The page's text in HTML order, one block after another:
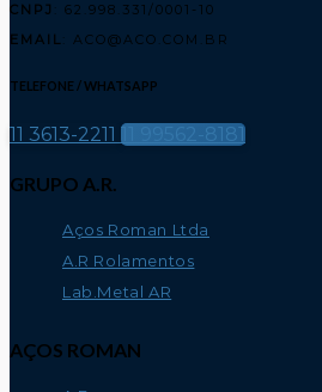
CNPJ
: 62.998.331/0001-10
EMAIL : ACO@ACO.COM.BR
TELEFONE / WHATSAPP
11 3613-2211 11 99562-8181
GRUPO A.R.
Aços Roman Ltda
A.R Rolamentos
Lab.Metal AR
AÇOS ROMAN